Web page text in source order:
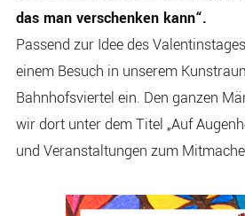
das man verschenken kann“.
Passend zur Idee des
einem Besuch in unserem
Bahnhofsviertel ein. Den ganzen
wir dort unter dem Titel „Auf
und Veranstaltungen zum